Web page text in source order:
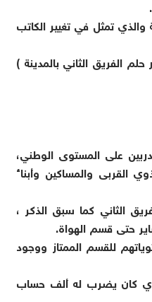
والذي تمثل في تغيير الكاتب
الفريق الثاني بالمدينة )
على المستوى الوطني،
القربى والمساكين وأبناء
الثاني كما سبق الذكر ،
حتى قسم الهواة.
للقسم الممتاز ووجود
الذي كان يضرب له ألف حساب